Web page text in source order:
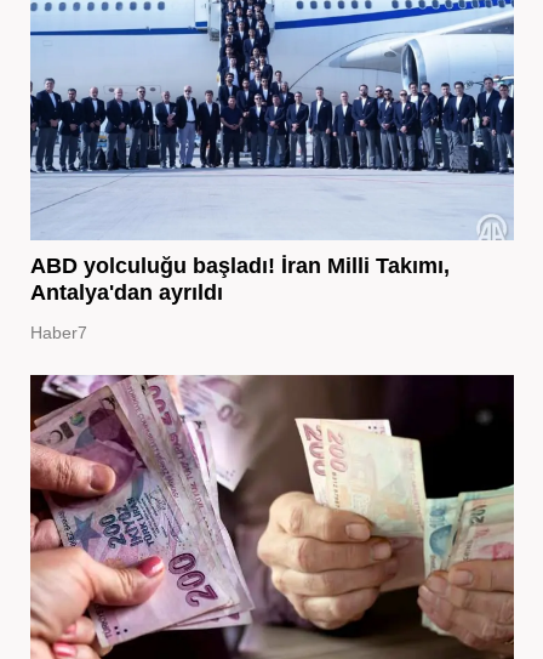
ABD yolculuğu başladı! İran Milli Takımı,
Antalya'dan ayrıldı
Haber7